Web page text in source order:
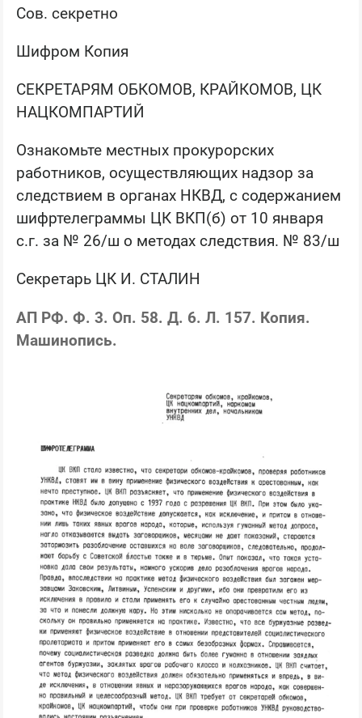
Сов. секретно
Шифром Копия
СЕКРЕТАРЯМ ОБКОМОВ, КРАЙКОМОВ, ЦК
НАЦКОМПАРТИЙ
Ознакомьте местных прокурорских
работников, осуществляющих надзор за
следствием в органах НКВД, с содержанием
шифртелеграммы ЦК ВКП(б) от 10 января
с.г. за № 26/ш о методах следствия. № 83/ш
Секретарь ЦК И. СТАЛИН
АП РФ. Ф. 3. Оп. 58. Д. 6. Л. 157. Копия.
Машинопись.